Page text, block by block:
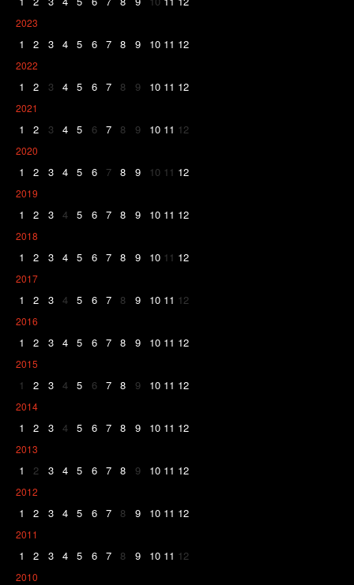
2023
1 2 3 4 5 6 7 8 9 10 11 12
2022
1 2 3 4 5 6 7 8 9 10 11 12
2021
1 2 3 4 5 6 7 8 9 10 11 12
2020
1 2 3 4 5 6 7 8 9 10 11 12
2019
1 2 3 4 5 6 7 8 9 10 11 12
2018
1 2 3 4 5 6 7 8 9 10 11 12
2017
1 2 3 4 5 6 7 8 9 10 11 12
2016
1 2 3 4 5 6 7 8 9 10 11 12
2015
1 2 3 4 5 6 7 8 9 10 11 12
2014
1 2 3 4 5 6 7 8 9 10 11 12
2013
1 2 3 4 5 6 7 8 9 10 11 12
2012
1 2 3 4 5 6 7 8 9 10 11 12
2011
1 2 3 4 5 6 7 8 9 10 11 12
2010